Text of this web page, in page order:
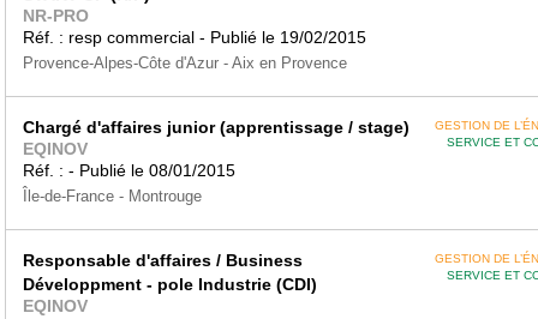
NR-PRO
Réf. : resp commercial - Publié le 19/02/2015
Provence-Alpes-Côte d'Azur - Aix en Provence
GESTION DE
SERVICE ET
Chargé d'affaires junior (apprentissage / stage)
EQINOV
Réf. : - Publié le 08/01/2015
Île-de-France - Montrouge
GESTION DE
SERVICE ET
Responsable d'affaires / Business
Développment - pole Industrie (CDI)
EQINOV